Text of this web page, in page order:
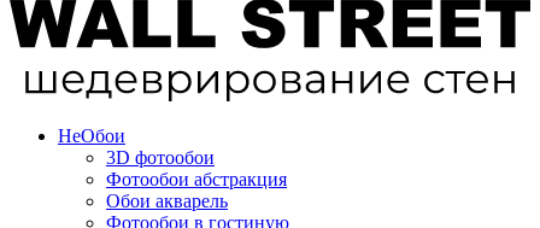
НеОбои
3D фотообои
Фотообои абстракция
Обои акварель
Фотообои в гостиную